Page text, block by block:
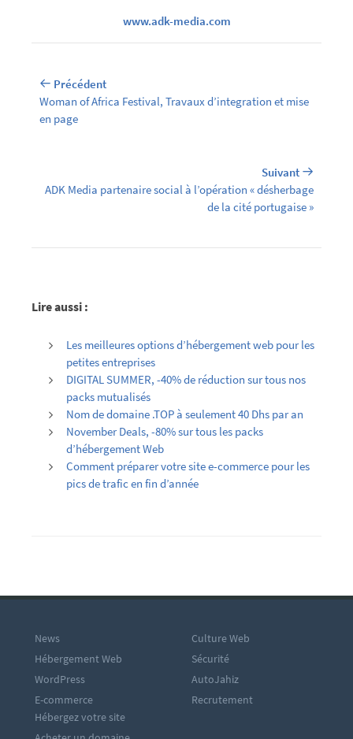
www.adk-media.com
Précédent
Woman of Africa Festival, Travaux d’integration et mise
en page
Suivant
ADK Media partenaire social à l’opération « désherbage
de la cité portugaise »
Lire aussi :
Les meilleures options d’hébergement web pour les
petites entreprises
DIGITAL SUMMER, -40% de réduction sur tous nos
packs mutualisés
Nom de domaine .TOP à seulement 40 Dhs par an
November Deals, -80% sur tous les packs
d’hébergement Web
Comment préparer votre site e-commerce pour les
pics de trafic en fin d’année
News
Hébergement Web
WordPress
E-commerce
Culture Web
Sécurité
AutoJahiz
Recrutement
Hébergez votre site